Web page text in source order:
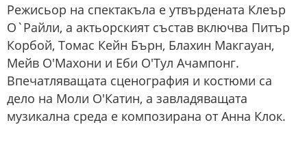
Режисьор на спектакъла е утвърдената Клеър
О`Райли, а актьорският състав включва Питър
Корбой, Томас Кейн Бърн, Блахин Макгауан,
Мейв О'Махони и Еби О'Тул Ачампонг.
Впечатляващата сценография и костюми са
дело на Моли О'Катин, а завладяващата
музикална среда е композирана от Анна Клок.